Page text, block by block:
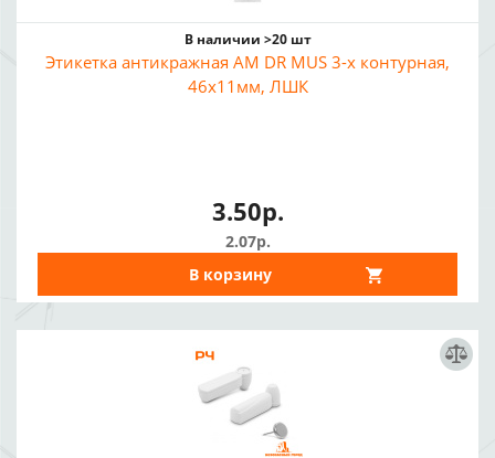
В наличии >20 шт
Этикетка антикражная AM DR MUS 3-х контурная,
46x11мм, ЛШК
3.50р.
2.07р.
В корзину